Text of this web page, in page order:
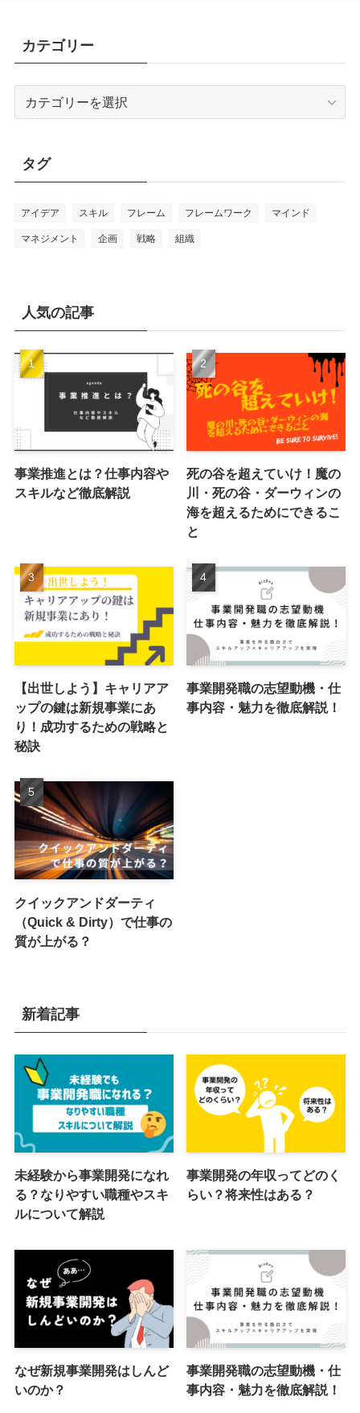
カテゴリー
ー
タグ
アイデア スキル フレーム フレームワーク マインド
マネジメント 企画 戦略 組織
人気の記事
事業推進とは？仕事内容や
スキルなど徹底解説
死の谷を超えていけ！魔の
川・死の谷・ダーウィンの
海を超えるためにできるこ
と
【出世しよう】キャリアア
ップの鍵は新規事業にあ
り！成功するための戦略と
秘訣
事業開発職の志望動機・仕
事内容・魅力を徹底解説！
クイックアンドダーティ
（Quick & Dirty）で仕事の
質が上がる？
新着記事
未経験から事業開発になれ
る？なりやすい職種やスキ
ルについて解説
事業開発の年収ってどのく
らい？将来性はある？
なぜ新規事業開発はしんど
いのか？
事業開発職の志望動機・仕
事内容・魅力を徹底解説！